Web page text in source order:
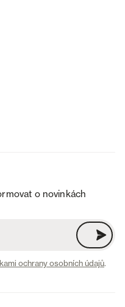
o novinkách
ochrany osobních údajů.